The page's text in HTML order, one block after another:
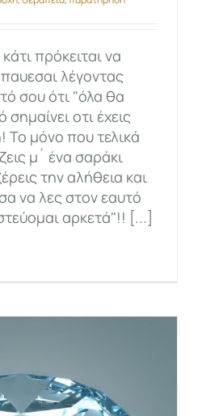
πρόκειται να
λέγοντας
σου ότι "όλα θα
οτι έχεις
Το μόνο που τελικά
μ´ ένα σαράκι
την αλήθεια και
να λες στον εαυτό
αρκετά"!! [...]